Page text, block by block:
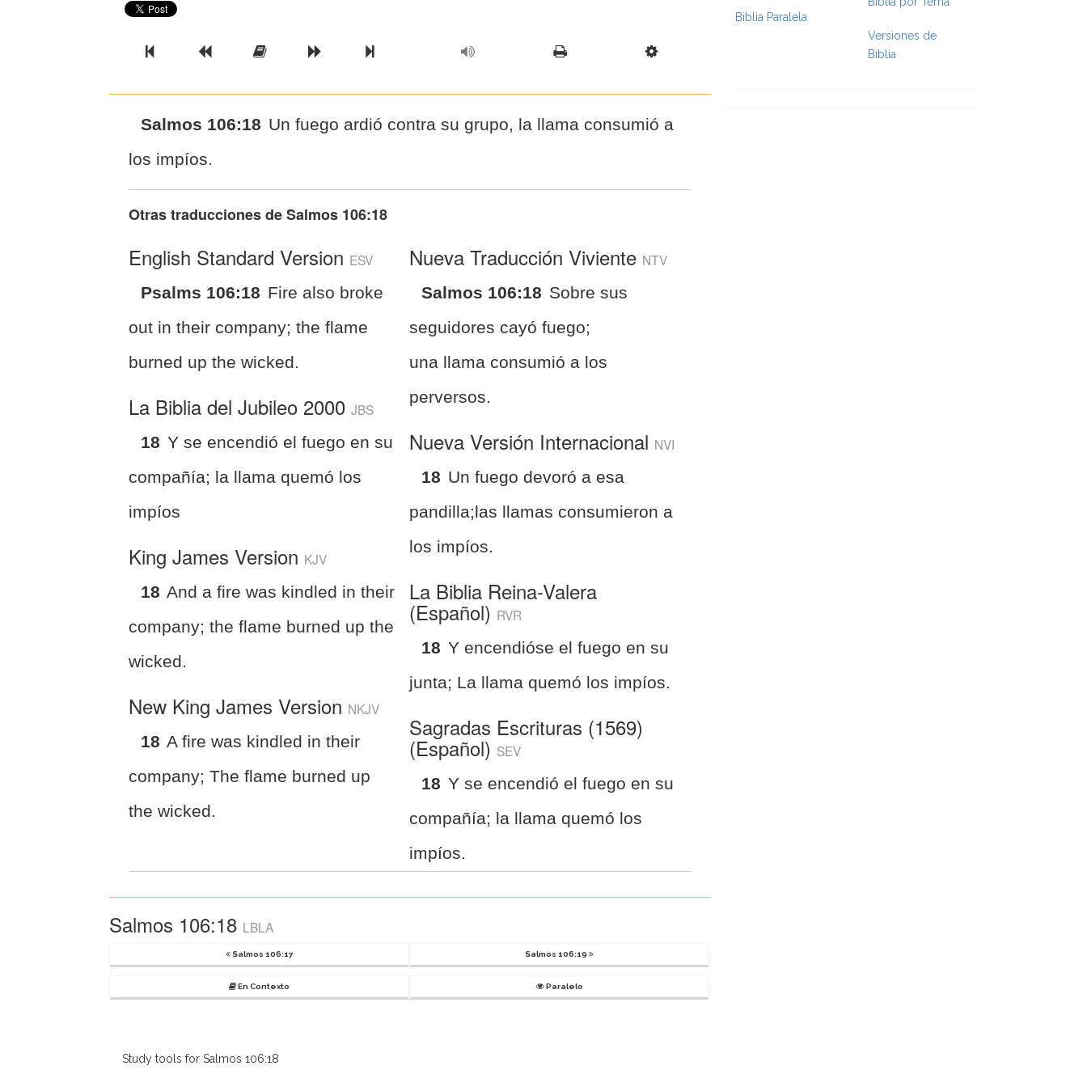
Previous BookPrevious Chapter
Read the Full Chapter
Next Chapter
Next Book Scripture Formatting
Salmos 106:18 Un fuego ardió contra su grupo, la llama consumió a
los impíos.
Otras traducciones deSalmos 106:18
English Standard Version ESV
Psalms 106:18 Fire also broke
out in their company; the flame
burned up the wicked.
La Biblia del Jubileo 2000JBS
18 Y se encendió el fuego en su
compañía; la llama quemó los
impíos
King James Version KJV
18 And a fire was kindled in their
company; the flame burned up the
wicked.
New King James Version NKJV
18 A fire was kindled in their
company; The flame burned up
the wicked.
Nueva Traducción Viviente NTV
Salmos 106:18 Sobre sus
seguidores cayó fuego;
una llama consumió a los
perversos.
Nueva Versión Internacional NVI
18 Un fuego devoró a esa
pandilla;las llamas consumieron a
los impíos.
La Biblia Reina-Valera
(Español) RVR
18 Y encendióse el fuego en su
junta; La llama quemó los impíos.
Sagradas Escrituras (1569)
(Español) SEV
18 Y se encendió el fuego en su
compañía; la llama quemó los
impíos.
Salmos 106:18 LBLA
Salmos 106:17 Salmos 106:19
En Contexto Paralelo
Study tools for Salmos 106:18
Biblia Paralela
Versiones de
Biblia